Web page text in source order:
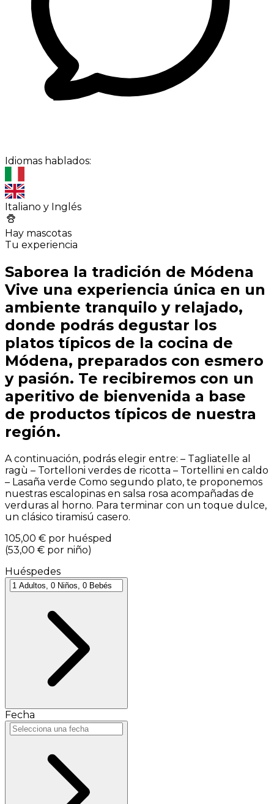
Idiomas hablados:
Italiano y Inglés
Hay mascotas
Tu experiencia
Saborea la tradición de Módena
Vive una experiencia única en un
ambiente tranquilo y relajado,
donde podrás degustar los
platos típicos de la cocina de
Módena, preparados con esmero
y pasión. Te recibiremos con un
aperitivo de bienvenida a base
de productos típicos de nuestra
región.
A continuación, podrás elegir entre: – Tagliatelle al
ragù – Tortelloni verdes de ricotta – Tortellini en caldo
– Lasaña verde Como segundo plato, te proponemos
nuestras escalopinas en salsa rosa acompañadas de
verduras al horno. Para terminar con un toque dulce,
un clásico tiramisú casero.
105,00 € por huésped
(53,00 € por niño)
Huéspedes
Fecha